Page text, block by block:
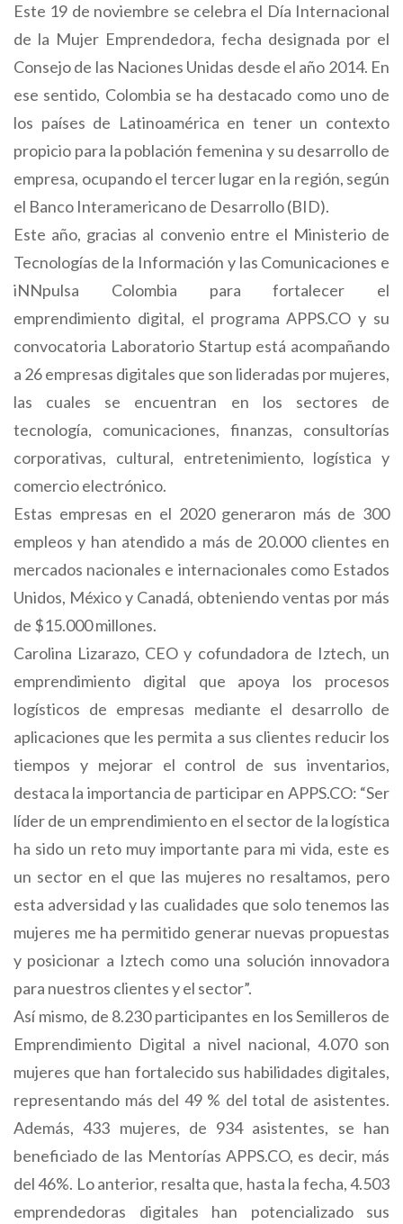
Este 19 de noviembre se celebra el Día Internacional
de la Mujer Emprendedora, fecha designada por el
Consejo de las Naciones Unidas desde el año 2014. En
ese sentido, Colombia se ha destacado como uno de
los países de Latinoamérica en tener un contexto
propicio para la población femenina y su desarrollo de
empresa, ocupando el tercer lugar en la región, según
el Banco Interamericano de Desarrollo (BID).
Este año, gracias al convenio entre el Ministerio de
Tecnologías de la Información y las Comunicaciones e
iNNpulsa Colombia para fortalecer el
emprendimiento digital, el programa APPS.CO y su
convocatoria Laboratorio Startup está acompañando
a 26 empresas digitales que son lideradas por mujeres,
las cuales se encuentran en los sectores de
tecnología, comunicaciones, finanzas, consultorías
corporativas, cultural, entretenimiento, logística y
comercio electrónico.
Estas empresas en el 2020 generaron más de 300
empleos y han atendido a más de 20.000 clientes en
mercados nacionales e internacionales como Estados
Unidos, México y Canadá, obteniendo ventas por más
de $15.000 millones.
Carolina Lizarazo, CEO y cofundadora de Iztech, un
emprendimiento digital que apoya los procesos
logísticos de empresas mediante el desarrollo de
aplicaciones que les permita a sus clientes reducir los
tiempos y mejorar el control de sus inventarios,
destaca la importancia de participar en APPS.CO: “Ser
líder de un emprendimiento en el sector de la logística
ha sido un reto muy importante para mi vida, este es
un sector en el que las mujeres no resaltamos, pero
esta adversidad y las cualidades que solo tenemos las
mujeres me ha permitido generar nuevas propuestas
y posicionar a Iztech como una solución innovadora
para nuestros clientes y el sector”.
Así mismo, de 8.230 participantes en los Semilleros de
Emprendimiento Digital a nivel nacional, 4.070 son
mujeres que han fortalecido sus habilidades digitales,
representando más del 49 % del total de asistentes.
Además, 433 mujeres, de 934 asistentes, se han
beneficiado de las Mentorías APPS.CO, es decir, más
del 46%. Lo anterior, resalta que, hasta la fecha, 4.503
emprendedoras digitales han potencializado sus